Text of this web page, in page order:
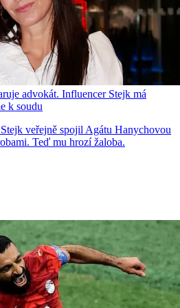
advokát. Influencer Stejk má
k soudu
veřejně spojil Agátu Hanychovou
Teď mu hrozí žaloba.